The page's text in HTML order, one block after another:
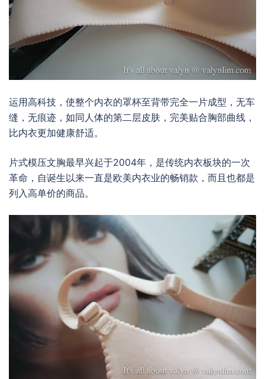
运用高科技，使整个内衣的罩杯至背带完全一片成型，无车
缝，无痕迹，如同人体的第二层皮肤，完美贴合胸部曲线，
比内衣更加健康舒适。
片式模压文胸最早兴起于2004年，是传统内衣板块的一次
革命，自诞生以来一直是欧美内衣业的畅销款，而且也都是
列入高单价的商品。